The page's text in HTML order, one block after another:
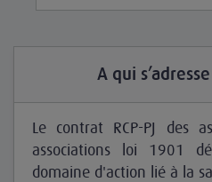
A qui
Le contrat RCP-PJ des
associations loi 1901
domaine d'action lié à la